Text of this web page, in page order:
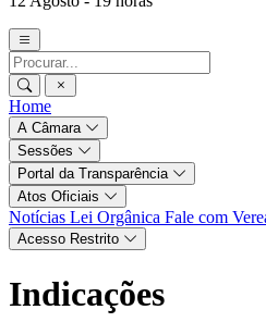
Home
A Câmara
Sessões
Portal da Transparência
Atos Oficiais
Notícias Lei Orgânica Fale com
Acesso Restrito
Indicações